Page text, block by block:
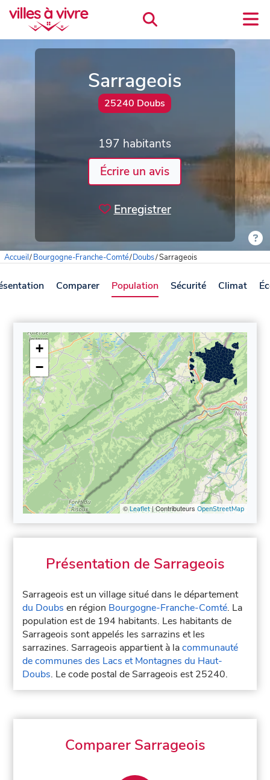
Sarrageois
25240 Doubs
197 habitants
Écrire un avis
Enregistrer
Accueil/Bourgogne-Franche-Comté/Doubs/Sarrageois
Comparer Population Sécurité Climat
+
−
©Leaflet| Contributeurs OpenStreetMap
Présentation de Sarrageois
Sarrageois est un village situé dans le département
du Doubs en région Bourgogne-Franche-Comté. La
population est de 194 habitants. Les habitants de
Sarrageois sont appelés les sarrazins et les
sarrazines. Sarrageois appartient à lacommunauté
de communes des Lacs et Montagnes du Haut-
Doubs. Le code postal de Sarrageois est 25240.
Comparer Sarrageois